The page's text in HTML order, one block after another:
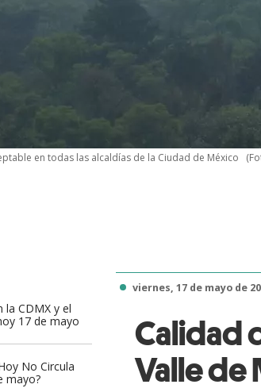
en todas las alcaldías de la Ciudad de México
viernes, 17 de mayo de
Calidad
Valle de
No Circula
mayo?
la CDMX y el
17 de mayo